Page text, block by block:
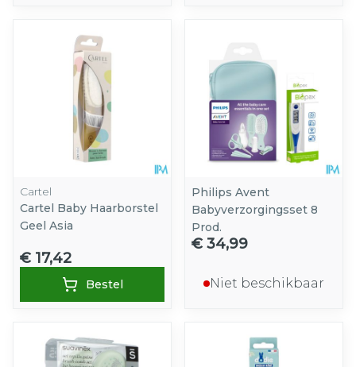
Cartel
Cartel Baby Haarborstel
Geel Asia
€ 17,42
Bestel
Philips Avent
Babyverzorgingsset 8
Prod.
€ 34,99
Niet beschikbaar